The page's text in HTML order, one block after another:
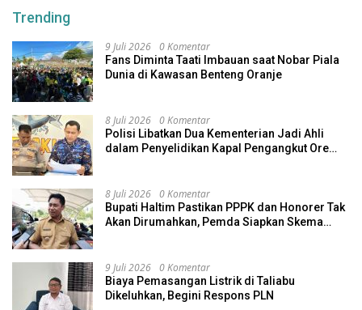
Trending
9 Juli 2026 0 Komentar
Fans Diminta Taati Imbauan saat Nobar Piala
Dunia di Kawasan Benteng Oranje
8 Juli 2026 0 Komentar
Polisi Libatkan Dua Kementerian Jadi Ahli
dalam Penyelidikan Kapal Pengangkut Ore
8 Juli 2026 0 Komentar
Bupati Haltim Pastikan PPPK dan Honorer Tak
Akan Dirumahkan, Pemda Siapkan Skema
9 Juli 2026 0 Komentar
Biaya Pemasangan Listrik di Taliabu
Dikeluhkan, Begini Respons PLN